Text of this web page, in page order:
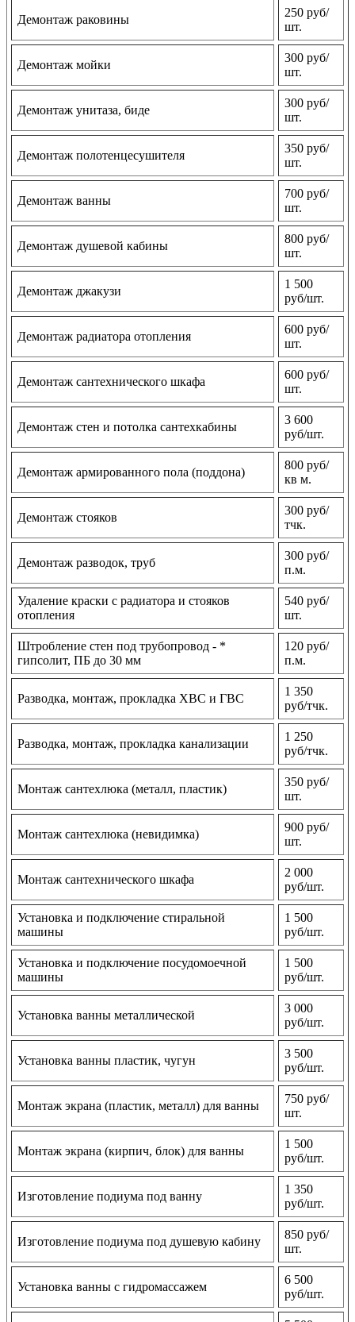
Демонтаж раковины
250 руб/
шт.
Демонтаж мойки
300 руб/
шт.
Демонтаж унитаза, биде
300 руб/
шт.
Демонтаж полотенцесушителя
350 руб/
шт.
Демонтаж ванны
700 руб/
шт.
Демонтаж душевой кабины
800 руб/
шт.
Демонтаж джакузи
1 500
руб/шт.
Демонтаж радиатора отопления
600 руб/
шт.
Демонтаж сантехнического шкафа
600 руб/
шт.
Демонтаж стен и потолка сантехкабины
3 600
руб/шт.
Демонтаж армированного пола (поддона)
800 руб/
кв м.
Демонтаж стояков
300 руб/
тчк.
Демонтаж разводок, труб
300 руб/
п.м.
Удаление краски с радиатора и стояков
отопления
540 руб/
шт.
Штробление стен под трубопровод - *
гипсолит, ПБ до 30 мм
120 руб/
п.м.
Разводка, монтаж, прокладка ХВС и ГВС
1 350
руб/тчк.
Разводка, монтаж, прокладка канализации
1 250
руб/тчк.
Монтаж сантехлюка (металл, пластик)
350 руб/
шт.
Монтаж сантехлюка (невидимка)
900 руб/
шт.
Монтаж сантехнического шкафа
2 000
руб/шт.
Установка и подключение стиральной
машины
1 500
руб/шт.
Установка и подключение посудомоечной
машины
1 500
руб/шт.
Установка ванны металлической
3 000
руб/шт.
Установка ванны пластик, чугун
3 500
руб/шт.
Монтаж экрана (пластик, металл) для ванны
750 руб/
шт.
Монтаж экрана (кирпич, блок) для ванны
1 500
руб/шт.
Изготовление подиума под ванну
1 350
руб/шт.
Изготовление подиума под душевую кабину
850 руб/
шт.
Установка ванны с гидромассажем
6 500
руб/шт.